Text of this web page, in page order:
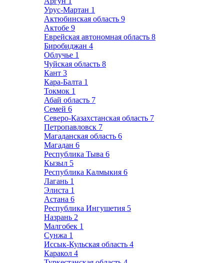
Урус-Мартан 1
Актюбинская область 9
Актобе 9
Еврейская автономная область 8
Биробиджан 4
Облучье 1
Чуйская область 8
Кант 3
Кара-Балта 1
Токмок 1
Абай область 7
Семей 6
Северо-Казахстанская область 7
Петропавловск 7
Магаданская область 6
Магадан 6
Республика Тыва 6
Кызыл 5
Республика Калмыкия 6
Лагань 1
Элиста 1
Астана 6
Республика Ингушетия 5
Назрань 2
Малгобек 1
Сунжа 1
Иссык-Кульская область 4
Каракол 4